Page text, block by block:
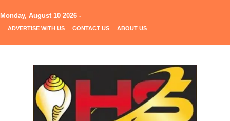
Monday, August 10 2026 -
ADVERTISE WITH US CONTACT US ABOUT US